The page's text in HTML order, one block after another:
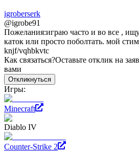
igroberserk
@igrobe91
Пожелания:играю часто и во все ,
каток или просто поболтать. мой
knjf/vqhbkvtc
Как связаться?Оставьте отклик на
вами
Откликнуться
Игры:
Minecraft
Diablo IV
Counter-Strike 2